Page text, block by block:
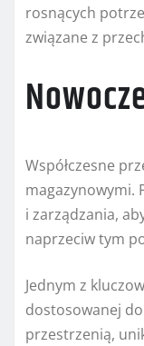
rosnących
związane z
Współczesne
magazynowymi.
i zarządzania,
naprzeciw tym
Jednym z
dostosowanej
przestrzenią,